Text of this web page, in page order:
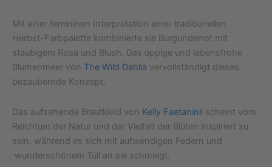
Mit einer femininen Interpretation einer traditionellen
Herbst-Farbpalette kombinierte sie Burgunderrot mit
staubigem Rosa und Blush. Das üppige und lebensfrohe
Blumenmeer von The Wild Dahlia vervollständigt dieses
bezaubernde Konzept.
Das aufsehende Brautkleid von Kelly Faetaninii scheint vom
Reichtum der Natur und der Vielfalt der Blüten inspiriert zu
sein, während es sich mit aufwendigen Federn und
wunderschönem Tüll an sie schmiegt.